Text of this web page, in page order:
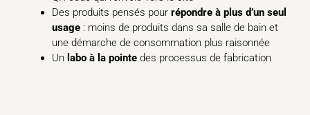
Des produits pensés pour répondre à plus d’un seul
usage : moins de produits dans sa salle de bain et
une démarche de consommation plus raisonnée
Un labo à la pointe des processus de fabrication